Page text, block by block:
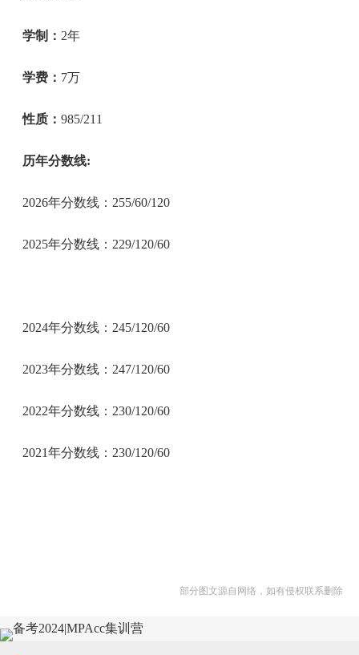
学制： 2年
学费： 7万
性质：985/211
历年分数线:
2026年分数线：255/60/120
2025年分数线：229/120/60
2024年分数线：245/120/60
2023年分数线：247/120/60
2022年分数线：230/120/60
2021年分数线：230/120/60
部分图文源自网络，如有侵权联系删除